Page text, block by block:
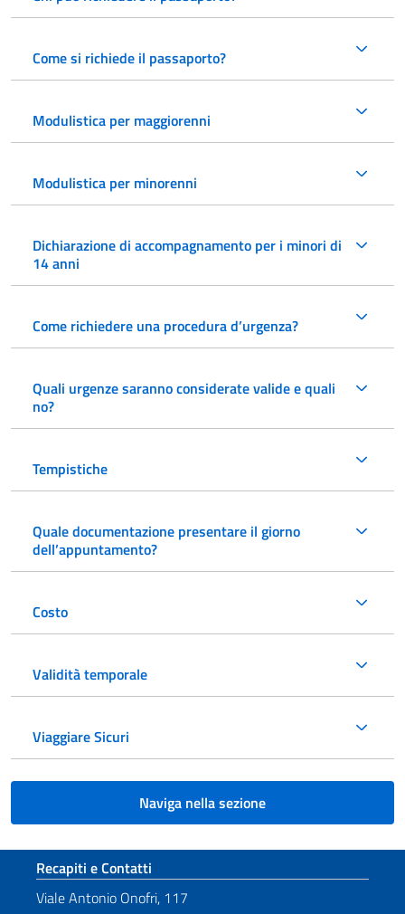
Come si richiede il passaporto?
Modulistica per maggiorenni
Modulistica per minorenni
Dichiarazione di accompagnamento per i minori di
14 anni
Come richiedere una procedura d’urgenza?
Quali urgenze saranno considerate valide e quali
no?
Tempistiche
Quale documentazione presentare il giorno
dell’appuntamento?
Costo
Validità temporale
Viaggiare Sicuri
Naviga nella sezione
Sezione footer
Recapiti e Contatti
Viale Antonio Onofri, 117